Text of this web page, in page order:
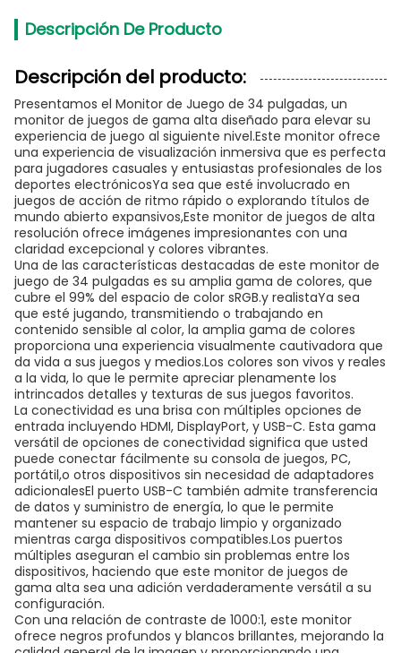
Descripción De Producto
Descripción del producto:
Presentamos el Monitor de Juego de 34 pulgadas, un
monitor de juegos de gama alta diseñado para elevar su
experiencia de juego al siguiente nivel.Este monitor ofrece
una experiencia de visualización inmersiva que es perfecta
para jugadores casuales y entusiastas profesionales de los
deportes electrónicosYa sea que esté involucrado en
juegos de acción de ritmo rápido o explorando títulos de
mundo abierto expansivos,Este monitor de juegos de alta
resolución ofrece imágenes impresionantes con una
claridad excepcional y colores vibrantes.
Una de las características destacadas de este monitor de
juego de 34 pulgadas es su amplia gama de colores, que
cubre el 99% del espacio de color sRGB.y realistaYa sea
que esté jugando, transmitiendo o trabajando en
contenido sensible al color, la amplia gama de colores
proporciona una experiencia visualmente cautivadora que
da vida a sus juegos y medios.Los colores son vivos y reales
a la vida, lo que le permite apreciar plenamente los
intrincados detalles y texturas de sus juegos favoritos.
La conectividad es una brisa con múltiples opciones de
entrada incluyendo HDMI, DisplayPort, y USB-C. Esta gama
versátil de opciones de conectividad significa que usted
puede conectar fácilmente su consola de juegos, PC,
portátil,o otros dispositivos sin necesidad de adaptadores
adicionalesEl puerto USB-C también admite transferencia
de datos y suministro de energía, lo que le permite
mantener su espacio de trabajo limpio y organizado
mientras carga dispositivos compatibles.Los puertos
múltiples aseguran el cambio sin problemas entre los
dispositivos, haciendo que este monitor de juegos de
gama alta sea una adición verdaderamente versátil a su
configuración.
Con una relación de contraste de 1000:1, este monitor
ofrece negros profundos y blancos brillantes, mejorando la